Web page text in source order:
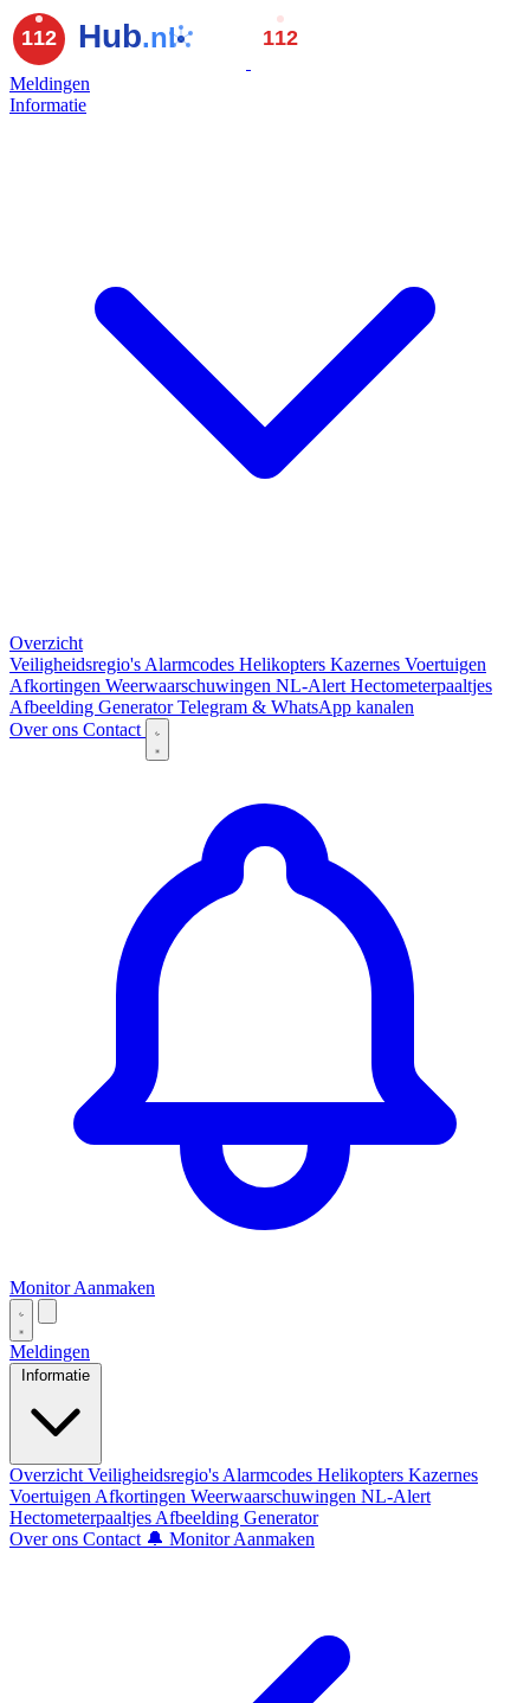
Meldingen
Informatie
Overzicht
Veiligheidsregio's Alarmcodes Helikopters Kazernes Voertuigen
Afkortingen Weerwaarschuwingen NL-Alert Hectometerpaaltjes
Afbeelding GeneratorTelegram & WhatsApp kanalen
Over ons Contact
Monitor Aanmaken
Meldingen
Informatie
Overzicht Veiligheidsregio's Alarmcodes Helikopters Kazernes
Voertuigen Afkortingen Weerwaarschuwingen NL-Alert
Hectometerpaaltjes Afbeelding Generator
Over ons Contact 🔔 Monitor Aanmaken